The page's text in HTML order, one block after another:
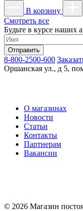
В корзину
Смотреть все
Будьте в курсе наших
8-800-2500-600
Оршанская ул., д 5,
О магазинах
Новости
Статьи
Контакты
Партнерам
Вакансии
© 2026 Магазин